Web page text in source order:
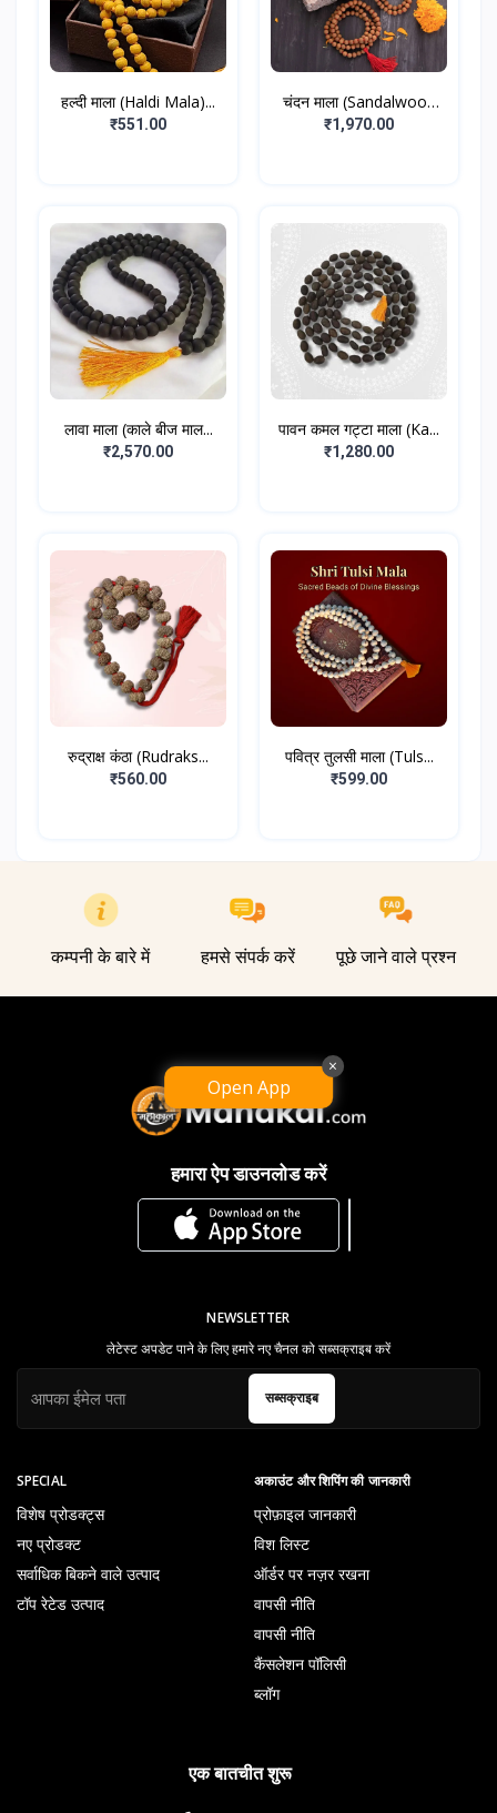
हल्दी माला (Haldi Mala)...
₹551.00
चंदन माला (Sandalwood
M...
₹1,970.00
लावा माला (काले बीज माल...
₹2,570.00
पावन कमल गट्टा माला (Ka...
₹1,280.00
रुद्राक्ष कंठा (Rudraks...
₹560.00
पवित्र तुलसी माला (Tuls...
₹599.00
कम्पनी के बारे में हमसे संपर्क करें पूछे जाने वाले प्रश्न
हमारा ऐप डाउनलोड करें
SPECIAL
विशेष प्रोडक्ट्स
नए प्रोडक्ट
सर्वाधिक बिकने वाले उत्पाद
टॉप रेटेड उत्पाद
अकाउंट और शिपिंग की जानकारी
प्रोफ़ाइल जानकारी
विश लिस्ट
ऑर्डर पर नज़र रखना
वापसी नीति
वापसी नीति
कैंसलेशन पॉलिसी
ब्लॉग
NEWSLETTER
लेटेस्ट अपडेट पाने के लिए हमारे नए चैनल को सब्सक्राइब करें
सब्सक्राइब
एक बातचीत शुरू
Open App
×